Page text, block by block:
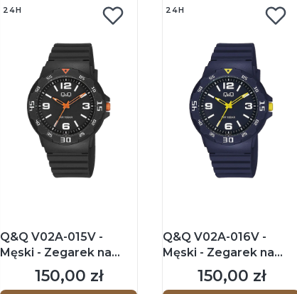
24H
Q&Q V02A-015V -
Męski - Zegarek na
paskuCena
150,00 zł
24H
Q&Q V02A-016V -
Męski - Zegarek na
paskuCena
150,00 zł